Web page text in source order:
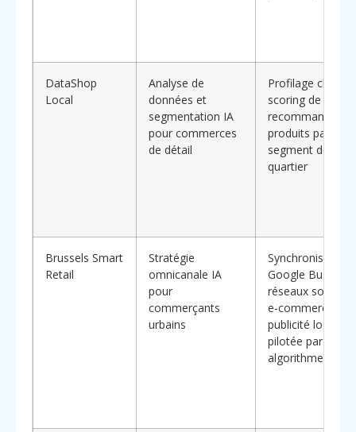
DataShop
Local
Analyse de
données et
segmentation IA
pour commerces
de détail
Profilage client,
scoring de
produits par
segment de
quartier
Brussels Smart
Retail
Stratégie
omnicanale IA
pour
commerçants
urbains
Synchronisation
Google
réseaux sociaux,
e-commerce,
publicité locale
pilotée par
algorithmes